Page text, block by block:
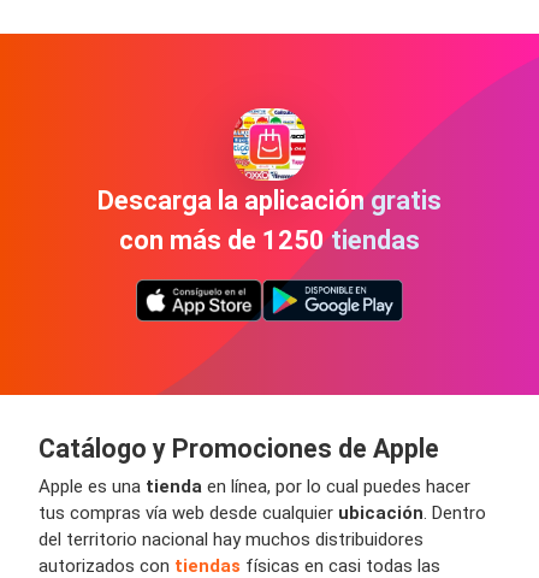
Descarga la aplicación gratis
con más de 1250 tiendas
Catálogo y Promociones de Apple
Apple es una tienda en línea, por lo cual puedes hacer
tus compras vía web desde cualquier ubicación. Dentro
del territorio nacional hay muchos distribuidores
autorizados con tiendas físicas en casi todas las